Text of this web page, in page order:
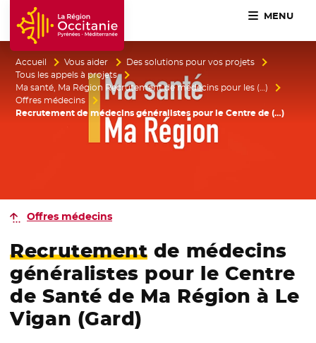
Accueil Région Occitanie / Pyrénées-Méditerranée
MENU
Accueil Vous aider
Des solutions pour vos projets
Tous les appels à projets
Ma santé, Ma Région Recrutement de médecins pour les (…)
Offres médecins
Recrutement de médecins généralistes pour le Centre de (…)
Offres médecins
Recrutement de médecins
généralistes pour le Centre
de Santé de Ma Région à Le
Vigan (Gard)